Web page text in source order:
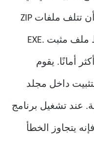
وقت من الأوقات. بينما يمكن أن تتلف ملفات ZIP
أثناء عملية التنزيل ، فإن ضغط ملف مثبت .EXE
أمانًا. يقوم
داخل مجلد
عند تشغيل برنامج
يتجاوز الخطأ